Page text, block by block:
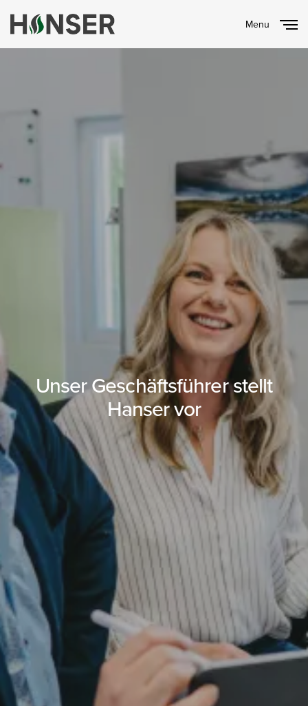
Menu
Unser Geschäftsführer stellt
Hanser vor